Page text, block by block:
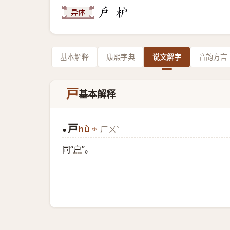
异体
基本解释 康熙字典 说文解字 音韵方言
戸基本解释
● 戸 hù ㄏㄨˋ
同“户”。